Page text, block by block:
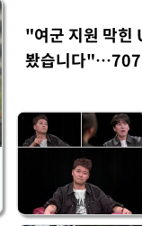
"여군 지원 막힌
봤습니다"…707